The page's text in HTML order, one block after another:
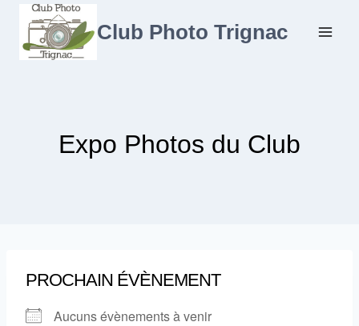
contenu
Club Photo Trignac
Expo Photos du Club
PROCHAIN ÉVÈNEMENT
Aucuns évènements à venir